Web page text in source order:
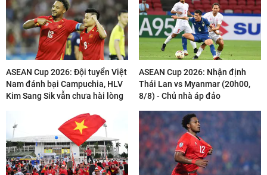
ASEAN Cup 2026: Đội tuyển Việt
Nam đánh bại Campuchia, HLV
Kim Sang Sik vẫn chưa hài lòng
ASEAN Cup 2026: Nhận định
Thái Lan vs Myanmar (20h00,
8/8) - Chủ nhà áp đảo